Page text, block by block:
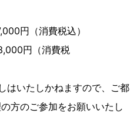
,000円（消費税込）
,000円（消費税
しかねますので、ご都
方のご参加をお願いいたし